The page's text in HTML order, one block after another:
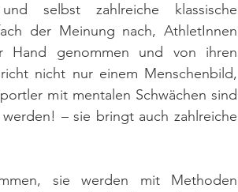
selbst zahlreiche klassische
der Meinung nach, AthletInnen
Hand genommen und von ihren
nicht nur einem Menschenbild,
mit mentalen Schwächen sind
– sie bringt auch zahlreiche
sie werden mit Methoden